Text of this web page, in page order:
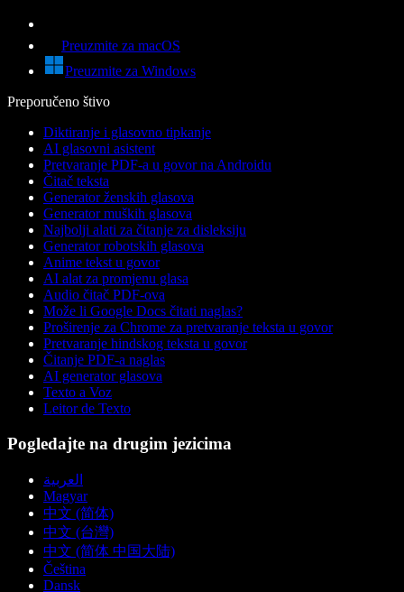
Preuzmite za macOS
Preuzmite za Windows
Preporučeno štivo
Diktiranje i glasovno tipkanje
AI glasovni asistent
Pretvaranje PDF-a u govor na Androidu
Čitač teksta
Generator ženskih glasova
Generator muških glasova
Najbolji alati za čitanje za disleksiju
Generator robotskih glasova
Anime tekst u govor
AI alat za promjenu glasa
Audio čitač PDF-ova
Može li Google Docs čitati naglas?
Proširenje za Chrome za pretvaranje teksta u govor
Pretvaranje hindskog teksta u govor
Čitanje PDF-a naglas
AI generator glasova
Texto a Voz
Leitor de Texto
Pogledajte na drugim jezicima
العربية
Magyar
中文 (简体)
中文 (台灣)
中文 (简体 中国大陆)
Čeština
Dansk